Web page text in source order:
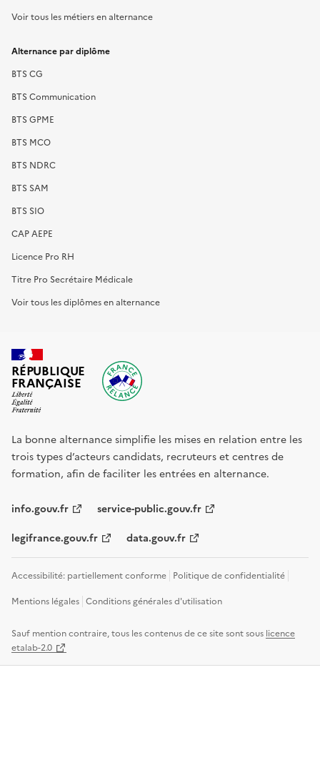
Voir tous les métiers en alternance
Alternance par diplôme
BTS CG
BTS Communication
BTS GPME
BTS MCO
BTS NDRC
BTS SAM
BTS SIO
CAP AEPE
Licence Pro RH
Titre Pro Secrétaire Médicale
Voir tous les diplômes en alternance
RÉPUBLIQUE
FRANÇAISE
La bonne alternance simplifie les mises en relation entre les
trois types d’acteurs candidats, recruteurs et centres de
formation, afin de faciliter les entrées en alternance.
info.gouv.fr service-public.gouv.fr
legifrance.gouv.fr data.gouv.fr
Accessibilité: partiellement conforme Politique de confidentialité
Mentions légales Conditions générales d'utilisation
Sauf mention contraire, tous les contenus de ce site sont sous licence
etalab-2.0